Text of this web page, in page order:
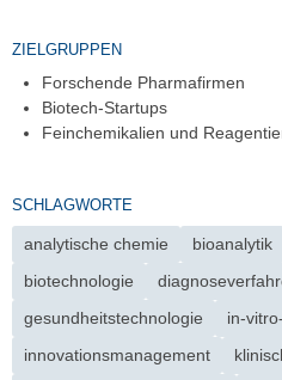
ZIELGRUPPEN
Forschende Pharmafirmen
Biotech-Startups
Feinchemikalien und
SCHLAGWORTE
analytische chemie bioanalytik
biotechnologie
gesundheitstechnologie
in-
innovationsmanagement